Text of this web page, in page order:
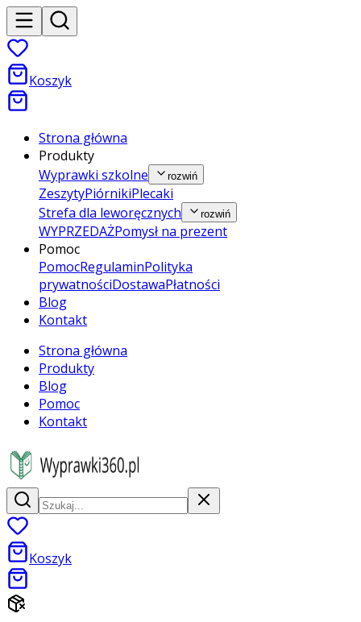
Koszyk
Strona główna
Produkty
Wyprawki szkolne
rozwiń
ZeszytyPiórnikiPlecaki
Strefa dla leworęcznych
rozwiń
WYPRZEDAŻPomysł na prezent
Pomoc
PomocRegulaminPolityka
prywatnościDostawaPłatności
Blog
Kontakt
Strona główna
Produkty
Blog
Pomoc
Kontakt
Koszyk